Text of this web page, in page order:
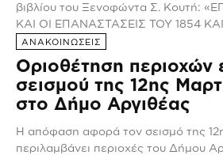
βιβλίου του Ξενοφώντα Σ. Κουτή:
ΚΑΙ ΟΙ ΕΠΑΝΑΣΤΑΣΕΙΣ ΤΟΥ 1854 ΚΑΙ
ΑΝΑΚΟΙΝΩΣΕΙΣ
Οριοθέτηση περιοχών
σεισμού της 12ης
στο Δήμο Αργιθέας
Η απόφαση αφορά τον σεισμό της
περιλαμβάνει περιοχές του Δήμου